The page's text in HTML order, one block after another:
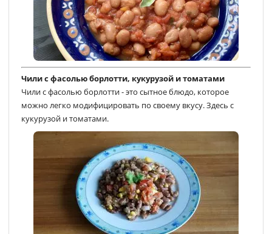
Чили с фасолью борлотти, кукурузой и томатами
Чили с фасолью борлотти - это сытное блюдо, которое
можно легко модифицировать по своему вкусу. Здесь с
кукурузой и томатами.